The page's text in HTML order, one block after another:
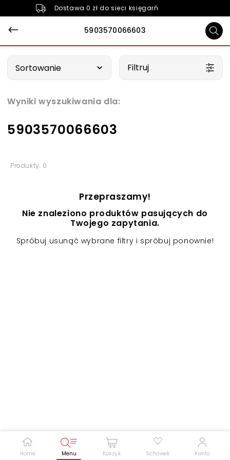
Dostawa 0 zł do sieci księgarń
5903570066603
Home Menu Koszyk Schowek Konto
Wyniki wyszukiwania dla:
5903570066603
Sortowanie Filtruj
Produkty: 0
Przepraszamy!
Nie znaleziono produktów pasujących do
Twojego zapytania.
Spróbuj usunąć wybrane filtry i spróbuj ponownie!
Podkreślenie linków